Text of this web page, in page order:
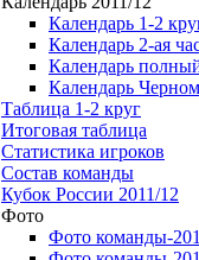
Календарь 1-2
Календарь 2-ая
Календарь
Календарь
Таблица 1-2 круг
Итоговая таблица
Статистика игроков
Состав команды
Кубок России 2011/12
Фото
Фото команды-